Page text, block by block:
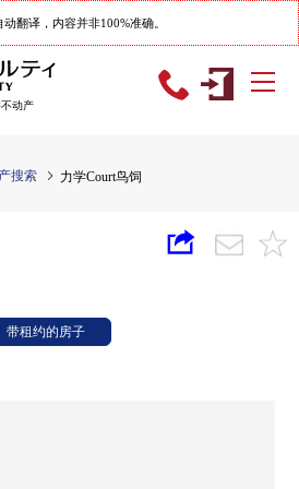
翻译，内容并非100%准确。
动产
搜索 力学Court鸟饲
带租约的房子